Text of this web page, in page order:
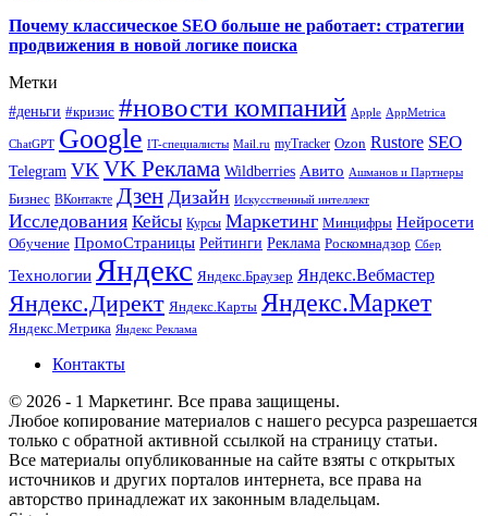
Почему классическое SEO больше не работает: стратегии
продвижения в новой логике поиска
Метки
#деньги #кризис #новости компаний Apple AppMetrica
ChatGPT Google IT-специалисты Mail.ru myTracker Ozon Rustore SEO
Telegram VK VK Реклама Wildberries Авито Ашманов и Партнеры
Бизнес ВКонтакте Дзен Дизайн Искусственный интеллект
Исследования Кейсы Курсы Маркетинг Минцифры Нейросети
Обучение ПромоСтраницы Рейтинги Реклама Роскомнадзор Сбер
Технологии Яндекс Яндекс.Браузер Яндекс.Вебмастер
Яндекс.Директ Яндекс.Карты Яндекс.Маркет
Яндекс.Метрика Яндекс Реклама
Контакты
© 2026 - 1 Маркетинг. Все права защищены.
Любое копирование материалов с нашего ресурса разрешается
только с обратной активной ссылкой на страницу статьи.
Все материалы опубликованные на сайте взяты с открытых
источников и других порталов интернета, все права на
авторство принадлежат их законным владельцам.